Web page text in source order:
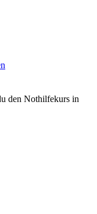
den Nothilfekurs in